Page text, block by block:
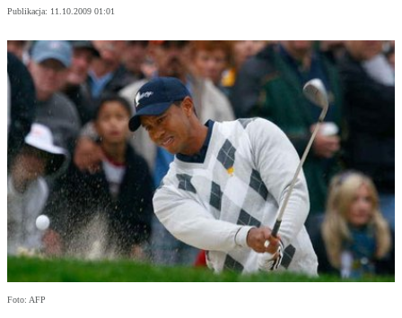
Publikacja: 11.10.2009 01:01
Foto: AFP